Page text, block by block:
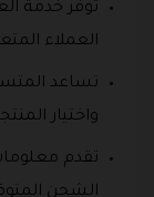
توفر خدمة
العملاء
تساعد
واختيار
تقدم
الشحن